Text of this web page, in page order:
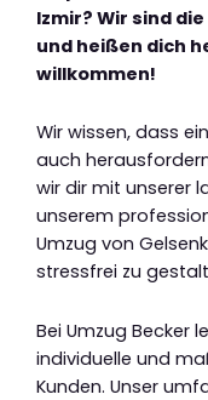
Izmir? Wir sind
und heißen dich
willkommen!
Wir wissen, dass
auch
wir dir mit unserer
unserem
Umzug von
stressfrei zu
Bei Umzug Becker
individuelle und
Kunden. Unser